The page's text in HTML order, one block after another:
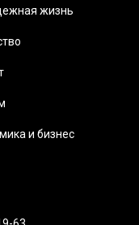
жизнь
и бизнес